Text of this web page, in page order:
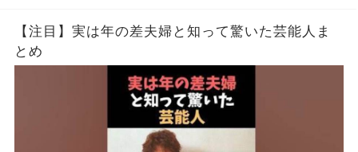
【注目】実は年の差夫婦と知って驚いた芸能人ま
とめ